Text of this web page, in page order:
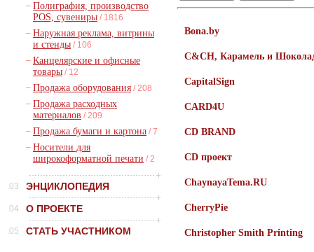
– Полиграфия, производство
POS, сувениры / 1816
– Наружная реклама, витрины
и стенды / 106
– Канцелярские и офисные
товары / 12
– Продажа оборудования / 208
– Продажа расходных
материалов / 209
– Продажа бумаги и картона / 7
– Носители для
широкоформатной печати / 2
.03 ЭНЦИКЛОПЕДИЯ
.04 О ПРОЕКТЕ
.05 СТАТЬ УЧАСТНИКОМ
Bona.by
C&CH, Карамель и
CapitalSign
CARD4U
CD BRAND
CD проект
ChaynayaTema.RU
CherryPie
Christopher Smith Printing